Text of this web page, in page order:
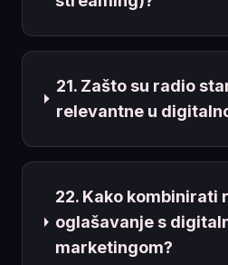
21. Zašto su radio
relevantne u
22. Kako kombinirati
oglašavanje s
marketingom?